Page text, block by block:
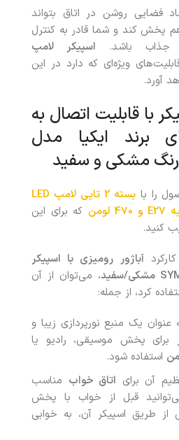
فضایی روشن در اتاق بتواند
پخش کند و شما قادر به کنترل
جذاب باشد. اسپیکر لامپ
ویژه‌ای که دارد در این
آورد.
با قابلیت اتصال به
برند ایکیا مدل
را با
بسته 2 تایی لامپ LED
که برای این
کنید.
آباژور رومیزی با اسپیکر
، می‌توان از آن
کرد، از جمله:
عنوان یک منبع نورپردازی زیبا و
برای پخش موسیقی، رادیو یا
استفاده شود.
آن برای اتاق خواب مناسب
قبل از خواب با پخش
طریق اسپیکر آن، به خوابی